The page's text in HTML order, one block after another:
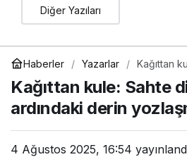
Diğer Yazıları
Haberler Yazarlar
Kağıttan
Kağıttan kule: Sahte
ardındaki derin
4 Ağustos 2025, 16:54